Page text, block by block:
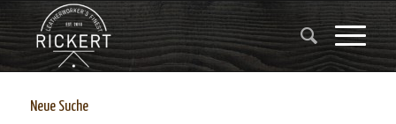
Neue Suche